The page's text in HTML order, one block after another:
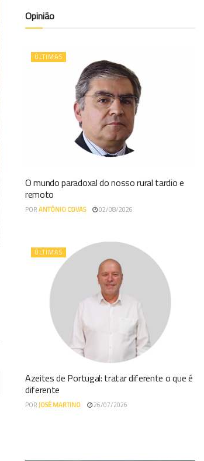
Opinião
ÚLTIMAS
O mundo paradoxal do nosso rural tardio e
remoto
PORANTÓNIO COVAS 02/08/2026
ÚLTIMAS
Azeites de Portugal: tratar diferente o que é
diferente
PORJOSÉ MARTINO 26/07/2026